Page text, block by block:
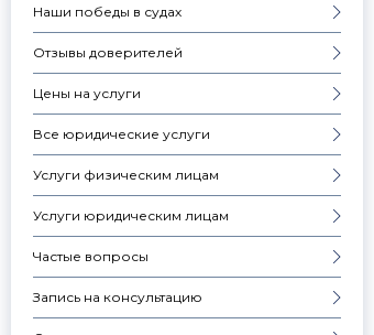
Наши победы в судах
Отзывы доверителей
Цены на услуги
Все юридические услуги
Услуги физическим лицам
Услуги юридическим лицам
Частые вопросы
Запись на консультацию